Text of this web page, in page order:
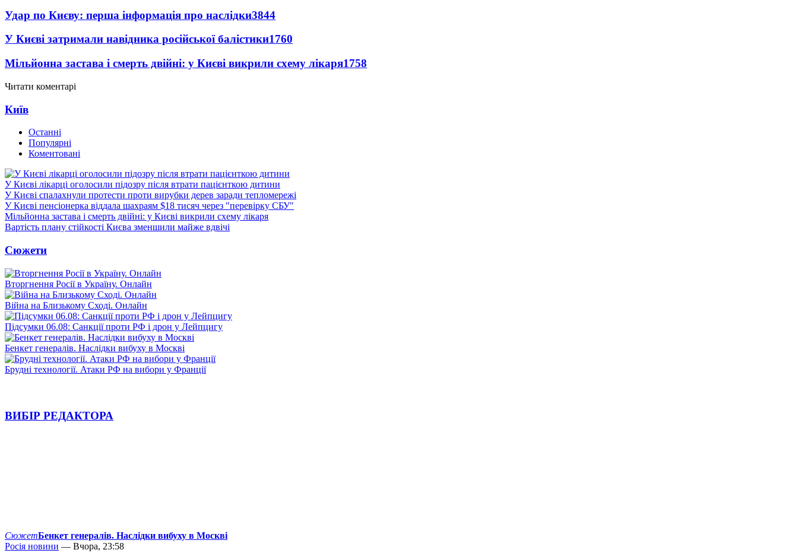
Удар по Києву: перша інформація про наслідки3844
У Києві затримали навідника російської балістики1760
Мільйонна застава і смерть двійні: у Києві викрили схему лікаря1758
Читати коментарі
Київ
Останні
Популярні
Коментовані
У Києві лікарці оголосили підозру після втрати пацієнткою дитини
У Києві спалахнули протести проти вирубки дерев заради тепломережі
У Києві пенсіонерка віддала шахраям $18 тисяч через "перевірку СБУ"
Мільйонна застава і смерть двійні: у Києві викрили схему лікаря
Вартість плану стійкості Києва зменшили майже вдвічі
Сюжети
Вторгнення Росії в Україну. Онлайн
Війна на Близькому Сході. Онлайн
Підсумки 06.08: Санкції проти РФ і дрон у Лейпцигу
Бенкет генералів. Наслідки вибуху в Москві
Брудні технології. Атаки РФ на вибори у Франції
ВИБІР РЕДАКТОРА
СюжетБенкет генералів. Наслідки вибуху в Москві
Росія новини — Вчора, 23:58